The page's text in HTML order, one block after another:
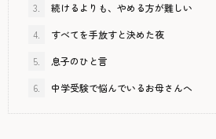
3.
続けるよりも、やめる方が難しい
4.
すべてを手放すと決めた夜
5.
息子のひと言
6.
中学受験で悩んでいるお母さんへ